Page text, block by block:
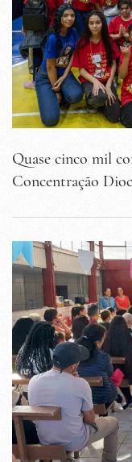
Quase cinco mil
Concentração